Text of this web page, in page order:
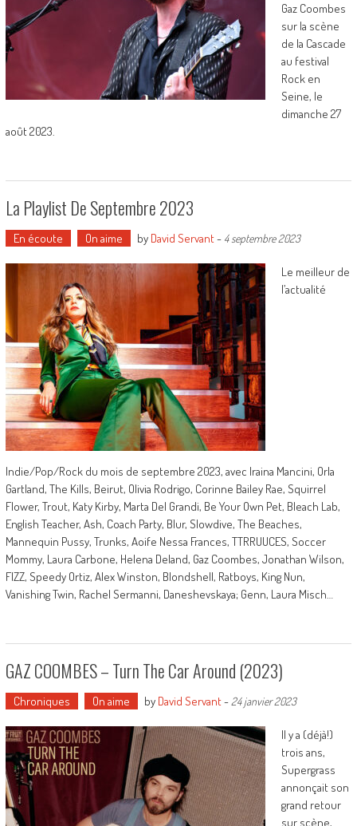
Gaz Coombes
sur la scène
de la Cascade
au festival
Rock en
Seine, le
dimanche 27
août 2023.
La Playlist De Septembre 2023
En écoute On aime by David Servant- 4 septembre 2023
Le meilleur de
l’actualité
Indie/Pop/Rock du mois de septembre 2023, avec Iraina Mancini, Orla
Gartland, The Kills, Beirut, Olivia Rodrigo, Corinne Bailey Rae, Squirrel
Flower, Trout, Katy Kirby, Marta Del Grandi, Be Your Own Pet, Bleach Lab,
English Teacher, Ash, Coach Party, Blur, Slowdive, The Beaches,
Mannequin Pussy, Trunks, Aoife Nessa Frances, TTRRUUCES, Soccer
Mommy, Laura Carbone, Helena Deland, Gaz Coombes, Jonathan Wilson,
FIZZ, Speedy Ortiz, Alex Winston, Blondshell, Ratboys, King Nun,
Vanishing Twin, Rachel Sermanni, Daneshevskaya; Genn, Laura Misch…
GAZ COOMBES – Turn The Car Around (2023)
Chroniques On aime by David Servant- 24 janvier 2023
Il y a (déjà!)
trois ans,
Supergrass
annonçait son
grand retour
sur scène,